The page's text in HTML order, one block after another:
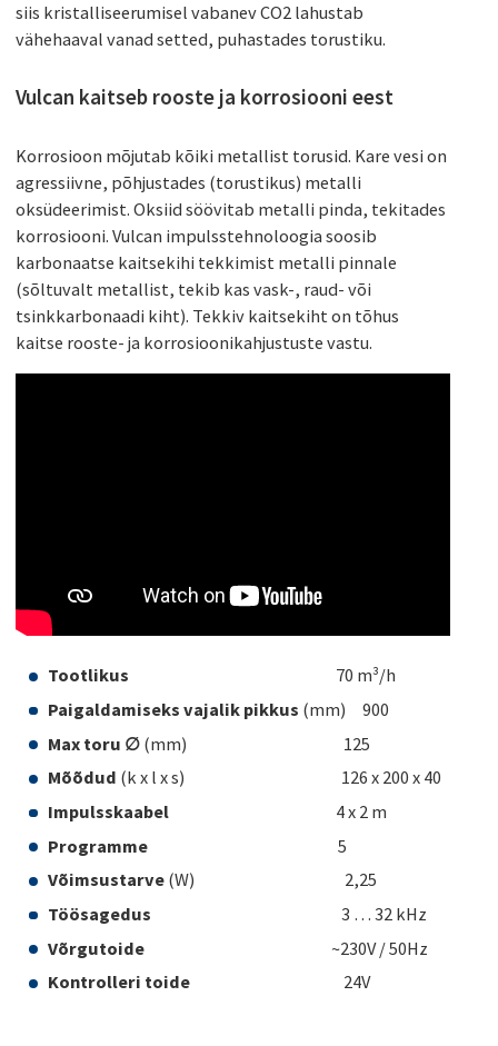
siis kristalliseerumisel vabanev CO2 lahustab
vähehaaval vanad setted, puhastades torustiku.
Vulcan kaitseb rooste ja korrosiooni eest
Korrosioon mõjutab kõiki metallist torusid. Kare vesi on
agressiivne, põhjustades (torustikus) metalli
oksüdeerimist. Oksiid söövitab metalli pinda, tekitades
korrosiooni. Vulcan impulsstehnoloogia soosib
karbonaatse kaitsekihi tekkimist metalli pinnale
(sõltuvalt metallist, tekib kas vask-, raud- või
tsinkkarbonaadi kiht). Tekkiv kaitsekiht on tõhus
kaitse rooste- ja korrosioonikahjustuste vastu.
Tootlikus
70 m³/h
Paigaldamiseks vajalik pikkus (mm) 900
Max toru ∅ (mm) 125
Mõõdud (k x l x s) 126 x 200 x 40
Impulsskaabel 4 x 2 m
Programme
5
Võimsustarve (W) 2,25
Töösagedus 3 … 32 kHz
Võrgutoide ~230V / 50Hz
Kontrolleri toide 24V